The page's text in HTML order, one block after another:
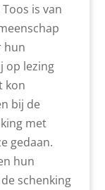
is van
hun
op lezing
kon
bij de
met
gedaan.
hun
schenking